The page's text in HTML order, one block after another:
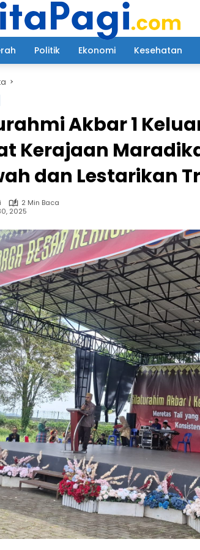
Politik Ekonomi Kesehatan
Akbar 1
Kerajaan
dan Lestarikan
2 Min Baca
2025